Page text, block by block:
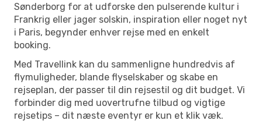
Sønderborg for at udforske den pulserende kultur i
Frankrig eller jager solskin, inspiration eller noget nyt
i Paris, begynder enhver rejse med en enkelt
booking.
Med Travellink kan du sammenligne hundredvis af
flymuligheder, blande flyselskaber og skabe en
rejseplan, der passer til din rejsestil og dit budget. Vi
forbinder dig med uovertrufne tilbud og vigtige
rejsetips – dit næste eventyr er kun et klik væk.